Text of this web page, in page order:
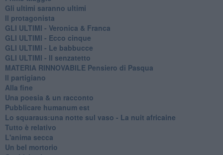
Gli ultimi saranno ultimi
Il protagonista
GLI ULTIMI - Veronica & Franca
GLI ULTIMI - Ecco cinque
GLI ULTIMI - Le babbucce
GLI ULTIMI - Il senzatetto
MATERIA RINNOVABILE Pensiero di Pasqua
Il partigiano
Alla fine
Una poesia & un racconto
Pubblicare humanum est
Lo squaraus:una notte sul vaso - La nuit africaine
Tutto è relativo
L'anima secca
Un bel mortorio